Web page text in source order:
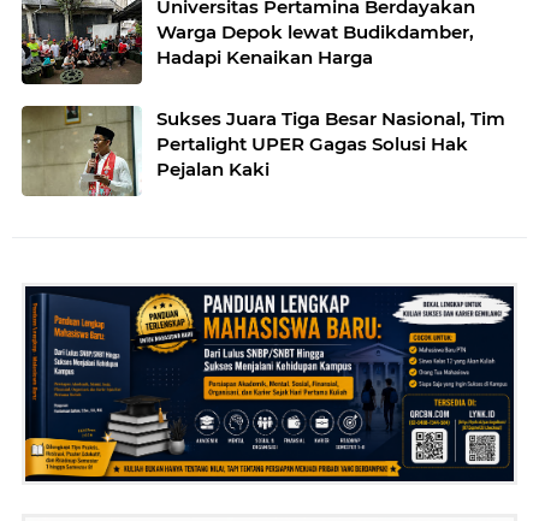
Universitas Pertamina Berdayakan
Warga Depok lewat Budikdamber,
Hadapi Kenaikan Harga
Sukses Juara Tiga Besar Nasional, Tim
Pertalight UPER Gagas Solusi Hak
Pejalan Kaki